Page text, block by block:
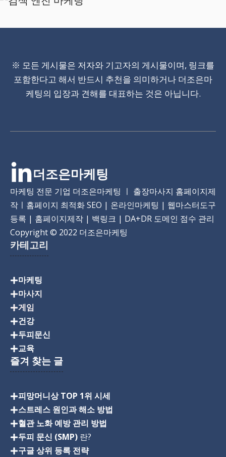
※ 모든 게시물은 저자와 기고자의 게시물이며, 링크를
포함한다고 해서 반드시 추천을 의미하거나 더조은마
케팅의 입장과 견해를 대표하는 것은 아닙니다.
더조은마케팅
마케팅 전문 기업 더조은마케팅 ㅣ 출장마사지 홈페이지제
작ㅣ홈페이지 최적화 SEO | 온라인마케팅 | 웹마스터도구
등록 | 홈페이지제작 | 백링크 | DA+DR 도메인 점수 관리
Copyright© 2022 더조은마케팅
카테고리
마케팅
마사지
게임
건강
두피문신
교육
즐겨 찾는 글
피망머니상 TOP 1위 시세
스트레스 원인과 해소 방법
혈관 노화 예방 관리 방법
두피 문신 (SMP) 란?
구글 상위 등록 전략